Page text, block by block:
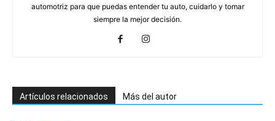
automotriz para que puedas entender tu auto, cuidarlo y tomar
siempre la mejor decisión.
Artículos relacionados Más del autor